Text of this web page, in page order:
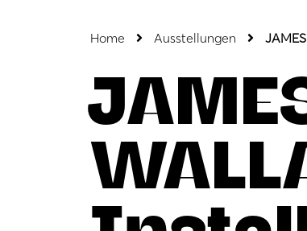
Home Ausstellungen